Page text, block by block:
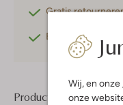
Wij, en onze
onze
Gratis
Betaal achteraf
Product informatie